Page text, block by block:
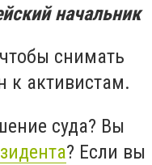
начальник
снимать
к активистам.
суда? Вы
? Если вы